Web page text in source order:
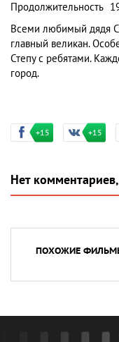
Продолжительность
Всеми любимый дядя
главный великан.
Степу с ребятами.
город.
+15 +15
Нет
ПОХОЖИЕ